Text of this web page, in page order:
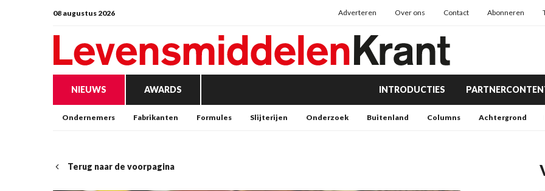
08 augustus 2026 Adverteren Over ons Contact Abonneren
NIEUWS AWARDS INTRODUCTIES
Ondernemers Fabrikanten Formules Slijterijen Onderzoek Buitenland Columns Achtergrond
Terug naar de voorpagina